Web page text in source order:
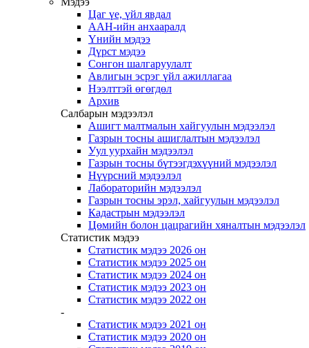
Цаг үе, үйл явдал
ААН-ийн анхааралд
Үнийн мэдээ
Дүрст мэдээ
Сонгон шалгаруулалт
Авлигын эсрэг үйл ажиллагаа
Нээлттэй өгөгдөл
Архив
Салбарын мэдээлэл
Ашигт малтмалын хайгуулын мэдээлэл
Газрын тосны ашиглалтын мэдээлэл
Уул уурхайн мэдээлэл
Газрын тосны бүтээгдэхүүний мэдээлэл
Нүүрсний мэдээлэл
Лабораторийн мэдээлэл
Газрын тосны эрэл, хайгуулын мэдээлэл
Кадастрын мэдээлэл
Цөмийн болон цацрагийн хяналтын мэдээлэл
Статистик мэдээ
Статистик мэдээ 2026 он
Статистик мэдээ 2025 он
Статистик мэдээ 2024 он
Статистик мэдээ 2023 он
Статистик мэдээ 2022 он
-
Статистик мэдээ 2021 он
Статистик мэдээ 2020 он